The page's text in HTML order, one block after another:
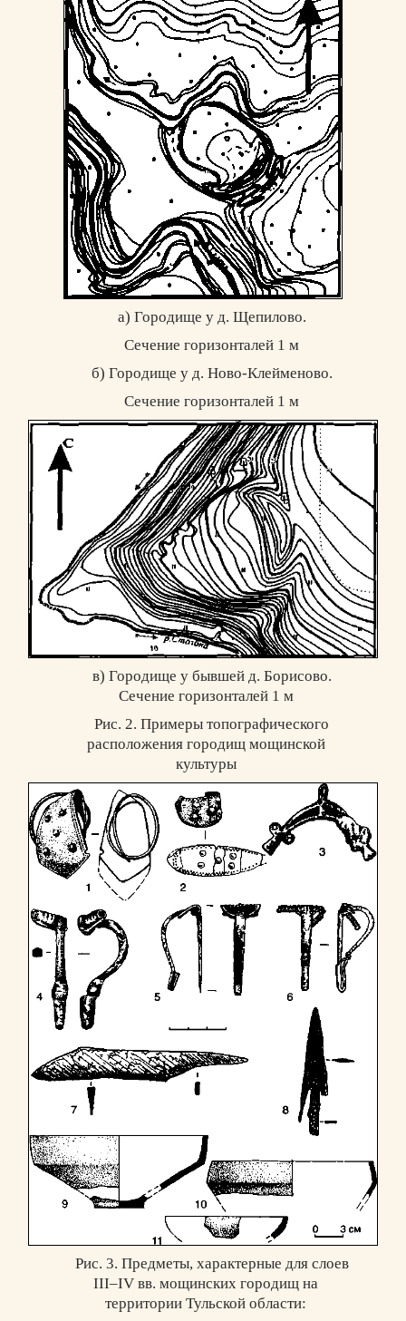
а) Городище у д. Щепилово.
Сечение горизонталей 1 м
б) Городище у д. Ново-Клейменово.
Сечение горизонталей 1 м
в) Городище у бывшей д. Борисово.
Сечение горизонталей 1 м
Рис. 2. Примеры топографического
расположения городищ мощинской
культуры
Рис. 3. Предметы, характерные для слоев
III–IV вв. мощинских городищ на
территории Тульской области: